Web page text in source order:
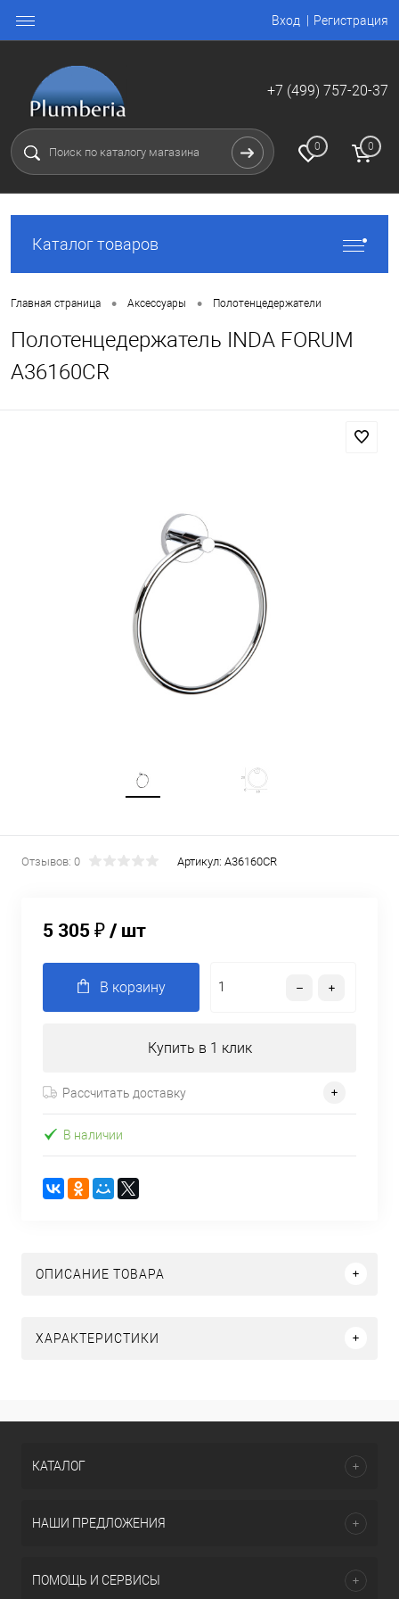
Вход Регистрация
+7 (499) 757-20-37
0 0
Каталог товаров
Главная страница • Аксессуары • Полотенцедержатели
Полотенцедержатель INDA FORUM
A36160CR
Отзывов: 0 Артикул: A36160CR
5 305 ₽/ шт
В корзину
Купить в 1 клик
Рассчитать доставку
В наличии
ОПИСАНИЕ ТОВАРА
ХАРАКТЕРИСТИКИ
КАТАЛОГ
НАШИ ПРЕДЛОЖЕНИЯ
ПОМОЩЬ И СЕРВИСЫ